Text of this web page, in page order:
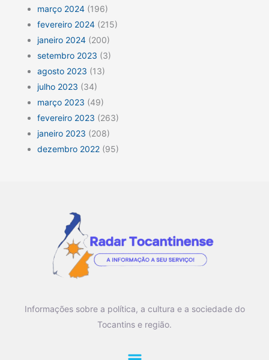
março 2024 (196)
fevereiro 2024 (215)
janeiro 2024 (200)
setembro 2023 (3)
agosto 2023 (13)
julho 2023 (34)
março 2023 (49)
fevereiro 2023 (263)
janeiro 2023 (208)
dezembro 2022 (95)
Informações sobre a política, a cultura e a sociedade do
Tocantins e região.